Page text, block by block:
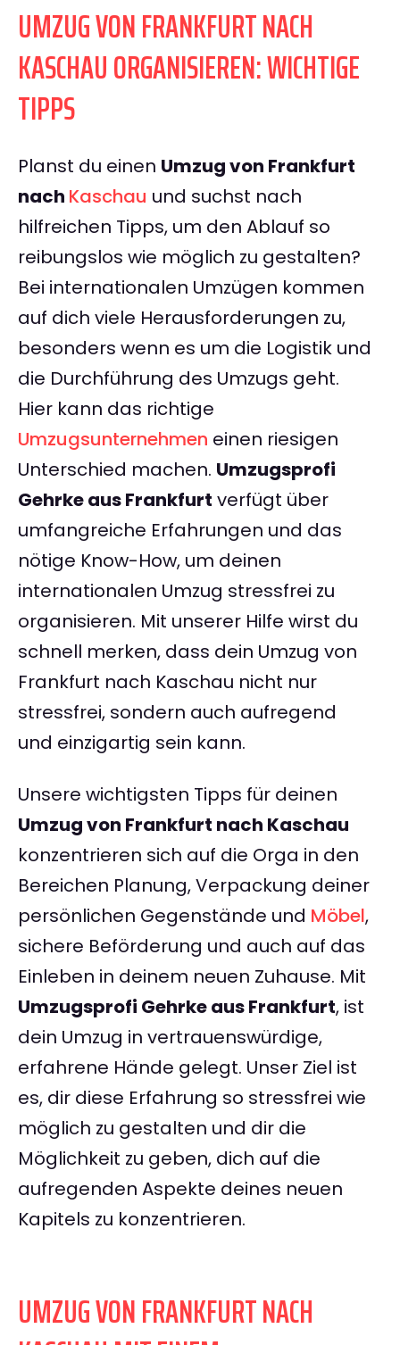
UMZUG VON FRANKFURT NACH
KASCHAU ORGANISIEREN: WICHTIGE
TIPPS
Planst du einen Umzug von Frankfurt
nach Kaschau und suchst nach
hilfreichen Tipps, um den Ablauf so
reibungslos wie möglich zu gestalten?
Bei internationalen Umzügen kommen
auf dich viele Herausforderungen zu,
besonders wenn es um die Logistik und
die Durchführung des Umzugs geht.
Hier kann das richtige
Umzugsunternehmen einen riesigen
Unterschied machen. Umzugsprofi
Gehrke aus Frankfurt verfügt über
umfangreiche Erfahrungen und das
nötige Know-How, um deinen
internationalen Umzug stressfrei zu
organisieren. Mit unserer Hilfe wirst du
schnell merken, dass dein Umzug von
Frankfurt nach Kaschau nicht nur
stressfrei, sondern auch aufregend
und einzigartig sein kann.
Unsere wichtigsten Tipps für deinen
Umzug von Frankfurt nach Kaschau
konzentrieren sich auf die Orga in den
Bereichen Planung, Verpackung deiner
persönlichen Gegenstände und Möbel,
sichere Beförderung und auch auf das
Einleben in deinem neuen Zuhause. Mit
Umzugsprofi Gehrke aus Frankfurt, ist
dein Umzug in vertrauenswürdige,
erfahrene Hände gelegt. Unser Ziel ist
es, dir diese Erfahrung so stressfrei wie
möglich zu gestalten und dir die
Möglichkeit zu geben, dich auf die
aufregenden Aspekte deines neuen
Kapitels zu konzentrieren.
UMZUG VON FRANKFURT NACH